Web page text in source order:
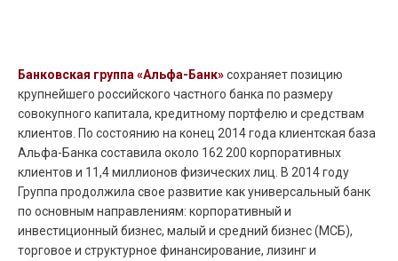
Банковская группа «Альфа-Банк»сохраняет позицию
крупнейшего российского частного банка по размеру
совокупного капитала, кредитному портфелю и средствам
клиентов. По состоянию на конец 2014 года клиентская база
Альфа-Банка составила около 162 200 корпоративных
клиентов и 11,4 миллионов физических лиц. В 2014 году
Группа продолжила свое развитие как универсальный банк
по основным направлениям: корпоративный и
инвестиционный бизнес, малый и средний бизнес (МСБ),
торговое и структурное финансирование, лизинг и